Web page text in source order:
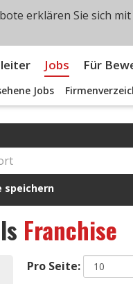
Jobs Für
Jobs
speichern
Franchise
Pro Seite:
erklären Sie sich